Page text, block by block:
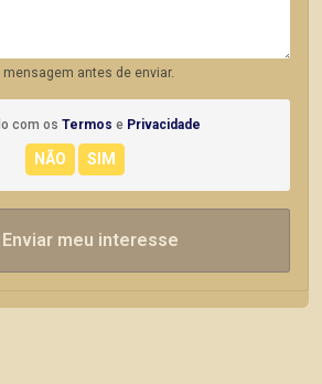
antes de enviar.
com os Termos e Privacidade
Enviar meu interesse